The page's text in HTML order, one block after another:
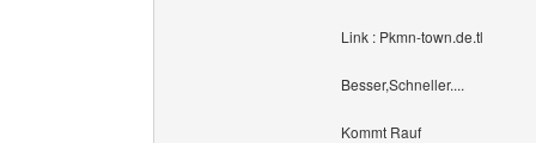
Link : Pkmn-town.de.tl
Besser,Schneller....
Kommt Rauf